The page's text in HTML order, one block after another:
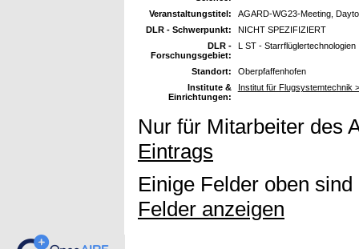
Veranstaltungstitel:
AGARD-WG23-Meeting,
DLR - Schwerpunkt:
NICHT SPEZIFIZIERT
DLR -
Forschungsgebiet:
L ST - Starrflüglertechnologien
Standort:
Oberpfaffenhofen
Institute &
Einrichtungen:
Institut für Flugsystemtechnik
Nur für Mitarbeiter des
Eintrags
Einige Felder oben
Felder anzeigen